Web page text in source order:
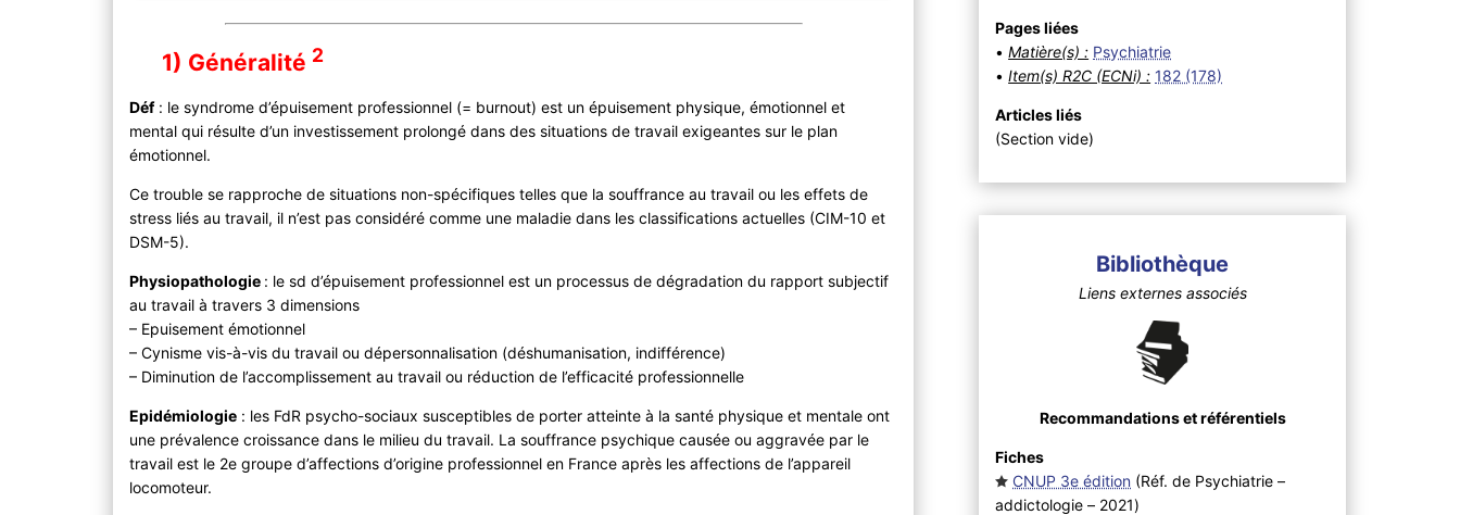
1) Généralité 2
Déf: le syndrome d’épuisement professionnel (= burnout) est un épuisement physique, émotionnel et
mental qui résulte d’un investissement prolongé dans des situations de travail exigeantes sur le plan
émotionnel.
Ce trouble se rapproche de situations non-spécifiques telles que la souffrance au travail ou les effets de
stress liés au travail, il n’est pas considéré comme une maladie dans les classifications actuelles (CIM-10 et
DSM-5).
Physiopathologie : le sd d’épuisement professionnel est un processus de dégradation du rapport subjectif
au travail à travers 3 dimensions
– Epuisement émotionnel
– Cynisme vis-à-vis du travail ou dépersonnalisation (déshumanisation, indifférence)
– Diminution de l’accomplissement au travail ou réduction de l’efficacité professionnelle
Epidémiologie : les FdR psycho-sociaux susceptibles de porter atteinte à la santé physique et mentale ont
une prévalence croissance dans le milieu du travail. La souffrance psychique causée ou aggravée par le
travail est le 2e groupe d’affections d’origine professionnel en France après les affections de l’appareil
locomoteur.
Pages liées
•Matière(s) : Psychiatrie
•Item(s) R2C (ECNi) : 182 (178)
Articles liés
(Section vide)
Bibliothèque
Liens externes associés
Recommandations et référentiels
Fiches
CNUP 3e édition (Réf. de Psychiatrie –
addictologie – 2021)